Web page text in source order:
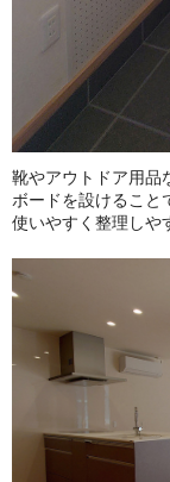
靴やアウトドア用品
ボードを設けること
使いやすく整理しや